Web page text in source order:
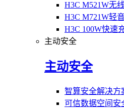
H3C M521W无
H3C M721W轻
H3C 100W快速
主动安全
主动安全
智算安全解决方
可信数据空间安